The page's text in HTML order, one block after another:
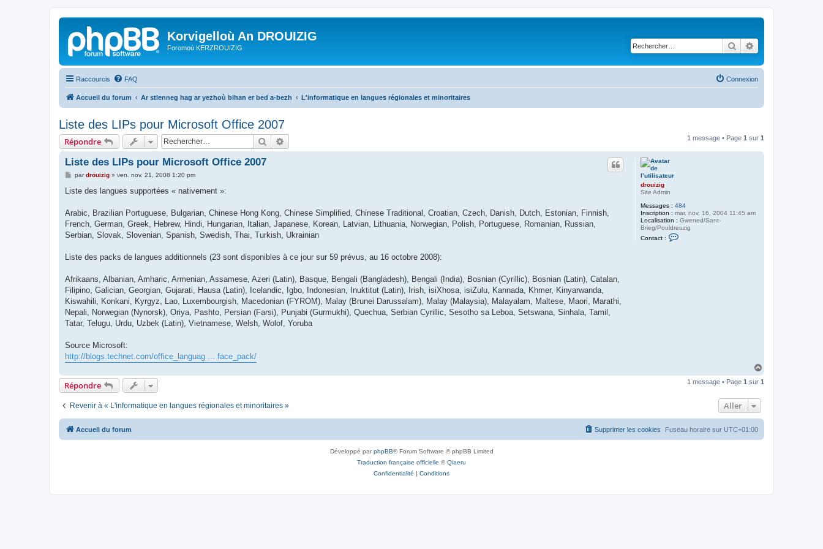
Korvigelloù An DROUIZIG
Foromoù KERZROUIZIG Rechercher
Raccourcis FAQ Connexion
Accueil du forum Ar stlenneg hag ar yezhoù bihan er bed a-bezh L'informatique en langues régionales et minoritaires
Liste des LIPs pour Microsoft Office 2007
Répondre Rechercher 1 message • Page 1 sur 1
drouizig
Site Admin
Messages : 484
Inscription : mar. nov. 16, 2004 11:45 am
Localisation : Gwened/Sant-
Brieg/Pouldreuzig
Contact :
Liste des LIPs pour Microsoft Office 2007
M
s
g
pardrouizig» ven. nov. 21, 2008 1:20 pm
Liste des langues supportées « nativement »:
Arabic, Brazilian Portuguese, Bulgarian, Chinese Hong Kong, Chinese Simplified, Chinese Traditional, Croatian, Czech, Danish, Dutch, Estonian, Finnish,
French, German, Greek, Hebrew, Hindi, Hungarian, Italian, Japanese, Korean, Latvian, Lithuania, Norwegian, Polish, Portuguese, Romanian, Russian,
Serbian, Slovak, Slovenian, Spanish, Swedish, Thai, Turkish, Ukrainian
Liste des packs de langues additionnels (23 sont disponibles à ce jour sur 59 prévus, au 16 octobre 2008):
Afrikaans, Albanian, Amharic, Armenian, Assamese, Azeri (Latin), Basque, Bengali (Bangladesh), Bengali (India), Bosnian (Cyrillic), Bosnian (Latin), Catalan,
Filipino, Galician, Georgian, Gujarati, Hausa (Latin), Icelandic, Igbo, Indonesian, Inuktitut (Latin), Irish, isiXhosa, isiZulu, Kannada, Khmer, Kinyarwanda,
Kiswahili, Konkani, Kyrgyz, Lao, Luxembourgish, Macedonian (FYROM), Malay (Brunei Darussalam), Malay (Malaysia), Malayalam, Maltese, Maori, Marathi,
Nepali, Norwegian (Nynorsk), Oriya, Pashto, Persian (Farsi), Punjabi (Gurmukhi), Quechua, Serbian Cyrillic, Sesotho sa Leboa, Setswana, Sinhala, Tamil,
Tatar, Telugu, Urdu, Uzbek (Latin), Vietnamese, Welsh, Wolof, Yoruba
Source Microsoft:
http://blogs.technet.com/office_languag ... face_pack/
u
Répondre 1 message • Page 1 sur 1
Revenir à « L'informatique en langues régionales et minoritaires » Aller
Accueil du forum Fuseau horaire sur UTC+01:00
Supprimer les cookies
Développé parphpBB® Forum Software © phpBB Limited
Traduction française officielle ©Qiaeru
Confidentialité | Conditions